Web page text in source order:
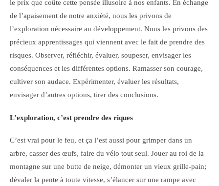
le prix que coûte cette pensée illusoire à nos enfants. En échange
de l’apaisement de notre anxiété, nous les privons de
l’exploration nécessaire au développement. Nous les privons des
précieux apprentissages qui viennent avec le fait de prendre des
risques. Observer, réfléchir, évaluer, soupeser, envisager les
conséquences et les différentes options. Ramasser son courage,
cultiver son audace. Expérimenter, évaluer les résultats,
envisager d’autres options, tirer des conclusions.
L’exploration, c’est prendre des riques
C’est vrai pour le feu, et ça l’est aussi pour grimper dans un
arbre, casser des œufs, faire du vélo tout seul. Jouer au roi de la
montagne sur une butte de neige, démonter un vieux grille-pain;
dévaler la pente à toute vitesse, s’élancer sur une rampe avec